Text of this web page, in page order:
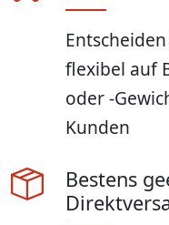
flexibel auf
oder -
Kunden
Bestens